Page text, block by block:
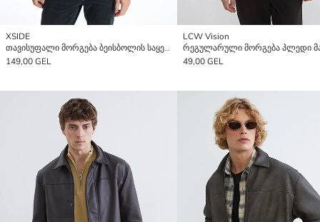
XSIDE
თავისუფალი მორგება ბეისბოლის საყელო მამაკაცების ხელოვნური ტყავის ქურთუკი
149,00 GEL
LCW Vision
49,00 GEL